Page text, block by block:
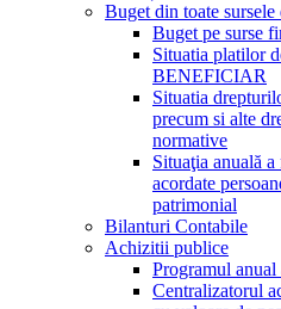
Buget din toate
Buget pe surse
Situatia platilor
BENEFICIAR
Situatia
precum si alte
normative
Situaţia anuală
acordate
patrimonial
Bilanturi Contabile
Achizitii publice
Programul
Centralizatorul